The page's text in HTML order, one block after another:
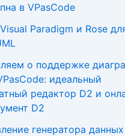
в VPasCode
Paradigm и Rose
о поддержке
идеальный
редактор D2 и
D2
генератора